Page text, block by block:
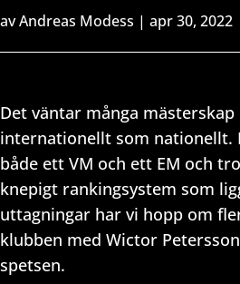
avAndreas Modess | apr 30, 2022
Det väntar många
internationellt som nationellt.
både ett VM och ett EM och
knepigt rankingsystem som
uttagningar har vi hopp om
klubben med Wictor
spetsen.